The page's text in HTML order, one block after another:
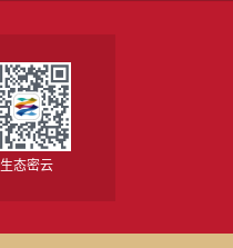
生态密云